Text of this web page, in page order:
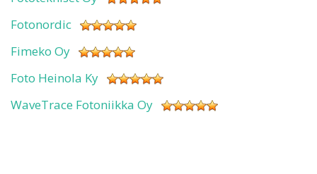
Fotonordic
Fimeko Oy
Foto Heinola Ky
WaveTrace Fotoniikka Oy